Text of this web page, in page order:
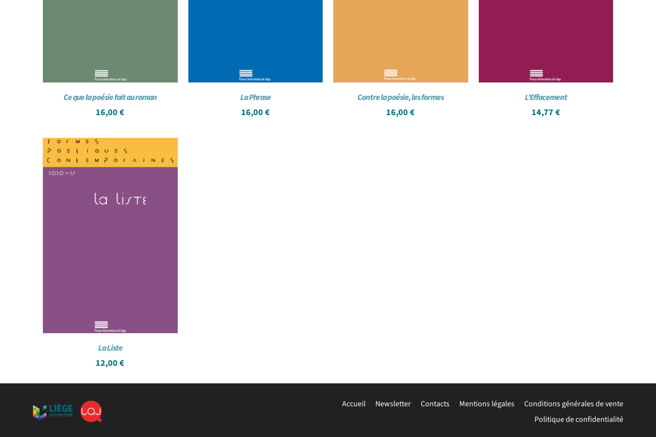
Ce que la poésie fait au roman
16,00€
La Phrase
16,00 €
Contre la poésie, les formes
16,00€
L’Effacement
14,77 €
La Liste
12,00€
Accueil Newsletter Contacts Mentions légales
Conditions générales de vente
Politique de confidentialité